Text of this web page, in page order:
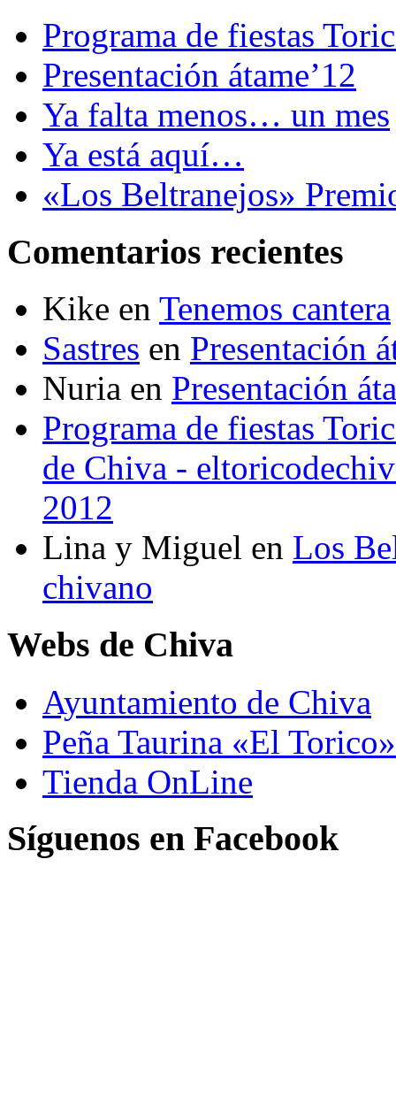
Programa de fiestas
Presentación átame’12
Ya falta menos… un mes
Ya está aquí…
«Los Beltranejos»
Comentarios recientes
Kike en Tenemos cantera
Sastres en Presentación
Nuria en Presentación
Programa de fiestas
de Chiva -
2012
Lina y Miguel en Los
chivano
Webs de Chiva
Ayuntamiento de Chiva
Peña Taurina «El Torico»
Tienda OnLine
Síguenos en Facebook